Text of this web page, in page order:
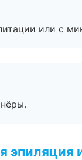
или с
эпиляция